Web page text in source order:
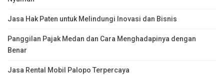
Jasa Hak Paten untuk Melindungi Inovasi dan Bisnis
Panggilan Pajak Medan dan Cara Menghadapinya dengan
Benar
Jasa Rental Mobil Palopo Terpercaya